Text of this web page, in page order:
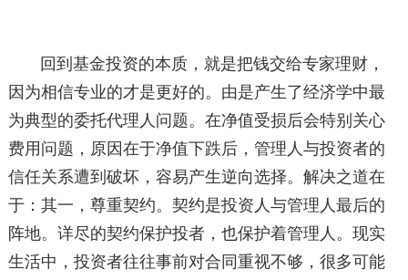
回到基金投资的本质，就是把钱交给专家理财，
因为相信专业的才是更好的。由是产生了经济学中最
为典型的委托代理人问题。在净值受损后会特别关心
费用问题，原因在于净值下跌后，管理人与投资者的
信任关系遭到破坏，容易产生逆向选择。解决之道在
于：其一，尊重契约。契约是投资人与管理人最后的
阵地。详尽的契约保护投者，也保护着管理人。现实
生活中，投资者往往事前对合同重视不够，很多可能